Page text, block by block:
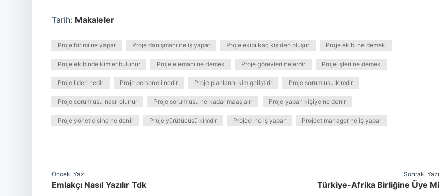
Tarih: Makaleler
Proje birimi ne yapar Proje danışmanı ne iş yapar Proje ekibi kaç kişiden oluşur Proje ekibi ne demek
Proje ekibinde kimler bulunur Proje elemanı ne demek Proje görevleri nelerdir Proje işleri ne demek
Proje lideri nedir Proje personeli nedir Proje planlarını kim geliştirir Proje sorumlusu kimdir
Proje sorumlusu nasıl olunur Proje sorumlusu ne kadar maaş alır Proje yapan kişiye ne denir
Proje yöneticisine ne denir Proje yürütücüsü kimdir Projeci ne iş yapar Project manager ne iş yapar
Önceki Yazı
Emlakçı Nasıl Yazılır Tdk
Sonraki Yazı
Türkiye-Afrika Birliğine Üye Mi